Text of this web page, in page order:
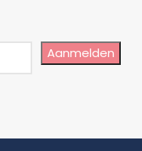
Aanmelden